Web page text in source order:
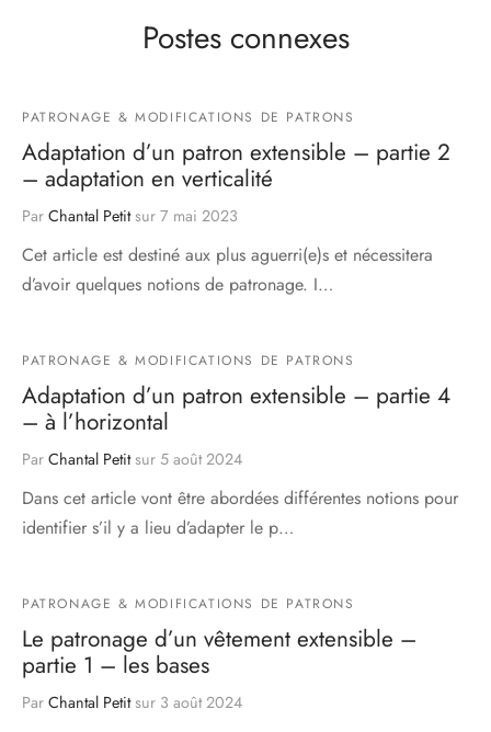
Postes connexes
PATRONAGE & MODIFICATIONS DE PATRONS
Adaptation d’un patron extensible – partie 2
– adaptation en verticalité
Par Chantal Petitsur 7 mai 2023
Cet article est destiné aux plus aguerri(e)s et nécessitera
d’avoir quelques notions de patronage. I…
PATRONAGE & MODIFICATIONS DE PATRONS
Adaptation d’un patron extensible – partie 4
– à l’horizontal
Par Chantal Petitsur 5 août 2024
Dans cet article vont être abordées différentes notions pour
identifier s’il y a lieu d’adapter le p…
PATRONAGE & MODIFICATIONS DE PATRONS
Le patronage d’un vêtement extensible –
partie 1 – les bases
Par Chantal Petitsur 3 août 2024